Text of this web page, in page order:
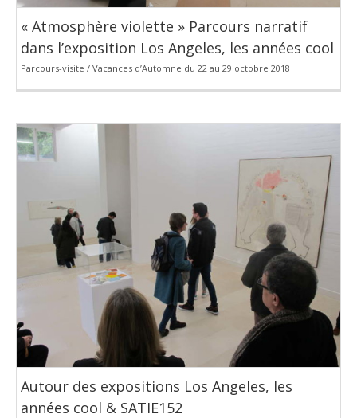
« Atmosphère violette » Parcours narratif
dans l’exposition Los Angeles, les années cool
Parcours-visite / Vacances d’Automne du 22 au 29 octobre 2018
Autour des expositions Los Angeles, les
années cool & SATIE152